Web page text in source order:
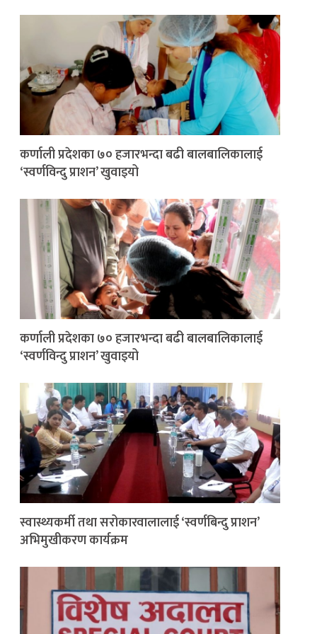
कर्णाली प्रदेशका ७० हजारभन्दा बढी बालबालिकालाई
‘स्वर्णविन्दु प्राशन’ खुवाइयो
कर्णाली प्रदेशका ७० हजारभन्दा बढी बालबालिकालाई
‘स्वर्णविन्दु प्राशन’ खुवाइयो
स्वास्थ्यकर्मी तथा सरोकारवालालाई ‘स्वर्णबिन्दु प्राशन’
अभिमुखीकरण कार्यक्रम